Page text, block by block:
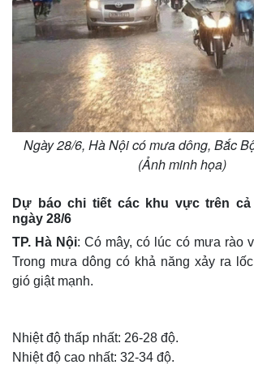
Thế giới
Hồ sơ
Multimedia
Video
E-Magazine
Ngày 28/6, Hà Nội có mưa dông, Bắc
(Ảnh minh họa)
Dự báo chi tiết các khu vực trên
ngày 28/6
TP. Hà Nội: Có mây, có lúc có mưa rào
Trong mưa dông có khả năng xảy ra
gió giật mạnh.
Nhiệt độ thấp nhất: 26-28 độ.
Nhiệt độ cao nhất: 32-34 độ.